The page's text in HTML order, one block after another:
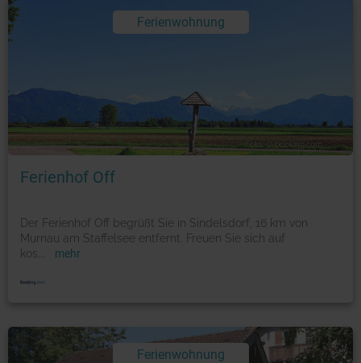
Ferienwohnung
Foto: © booking.com
Ferienhof Off
Der Ferienhof Off begrüßt Sie in Sindelsdorf, 16 km von
Murnau am Staffelsee entfernt. Freuen Sie sich auf
kos
mehr
Ferienwohnung